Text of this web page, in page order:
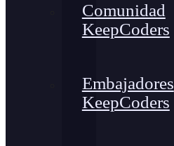
Comunidad
KeepCoders
Embajadores
KeepCoders